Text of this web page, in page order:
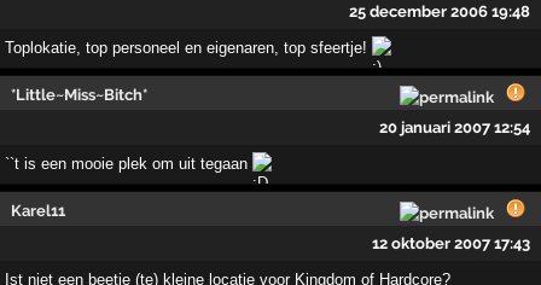
25 december 2006 19:48
Toplokatie, top personeel en eigenaren, top sfeertje!
*Little~Miss~Bitch*
20 januari 2007 12:54
``t is een mooie plek om uit tegaan
Karel11
12 oktober 2007 17:43
Ist niet een beetje (te) kleine locatie voor Kingdom of Hardcore?